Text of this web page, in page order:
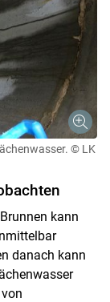
© LK
kann
danach kann